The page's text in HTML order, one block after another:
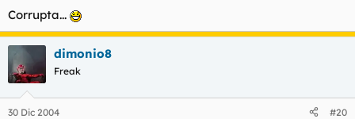
Corrupta...
dimonio8
Freak
30 Dic 2004 #20